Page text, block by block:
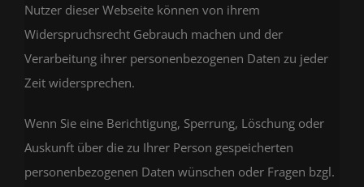
Nutzer dieser Webseite können von ihrem
Widerspruchsrecht Gebrauch machen und der
Verarbeitung ihrer personenbezogenen Daten zu jeder
Zeit widersprechen.
Wenn Sie eine Berichtigung, Sperrung, Löschung oder
Auskunft über die zu Ihrer Person gespeicherten
personenbezogenen Daten wünschen oder Fragen bzgl.